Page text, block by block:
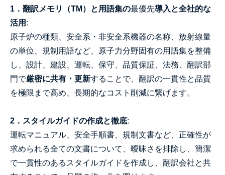
1．翻訳メモリ（TM）と用語集の最優先導入と全社的な
活用 :
原子炉の種類、安全系・非安全系機器の名称、放射線量
の単位、規制用語など、原子力分野固有の用語集を整備
し、設計、建設、運転、保守、品質保証、法務、翻訳部
門で厳密に共有・更新することで、翻訳の一貫性と品質
を極限まで高め、長期的なコスト削減に繋げます。
2．スタイルガイドの作成と徹底:
運転マニュアル、安全手順書、規制文書など、正確性が
求められる全ての文書について、曖昧さを排除し、簡潔
で一貫性のあるスタイルガイドを作成し、翻訳会社と共